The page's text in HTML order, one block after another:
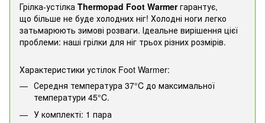
Грілка-устілка Thermopad Foot Warmerгарантує,
що більше не буде холодних ніг! Холодні ноги легко
затьмарюють зимові розваги. Ідеальне вирішення цієї
проблеми: наші грілки для ніг трьох різних розмірів.
Характеристики устілок Foot Warmer:
Середня температура 37°C до максимальної
температури 45°C.
У комплекті: 1 пара